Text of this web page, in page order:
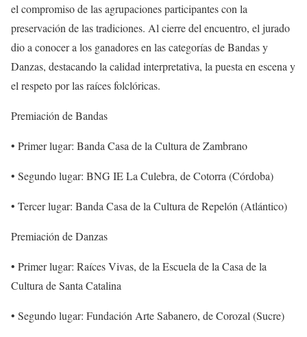
el compromiso de las agrupaciones participantes con la
preservación de las tradiciones. Al cierre del encuentro, el jurado
dio a conocer a los ganadores en las categorías de Bandas y
Danzas, destacando la calidad interpretativa, la puesta en escena y
el respeto por las raíces folclóricas.
Premiación de Bandas
• Primer lugar: Banda Casa de la Cultura de Zambrano
• Segundo lugar: BNG IE La Culebra, de Cotorra (Córdoba)
• Tercer lugar: Banda Casa de la Cultura de Repelón (Atlántico)
Premiación de Danzas
• Primer lugar: Raíces Vivas, de la Escuela de la Casa de la
Cultura de Santa Catalina
• Segundo lugar: Fundación Arte Sabanero, de Corozal (Sucre)